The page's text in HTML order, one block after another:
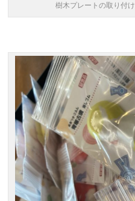
樹木プレートの取り付